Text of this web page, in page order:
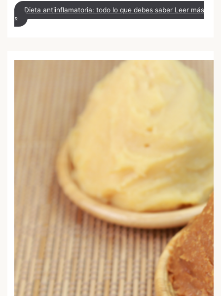
Dieta antiinflamatoria: todo lo que debes saber Leer más
»